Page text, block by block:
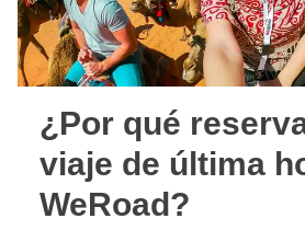
¿Por qué
viaje de última
WeRoad?